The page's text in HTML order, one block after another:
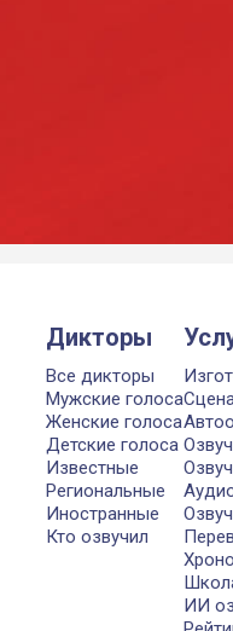
Дикторы
Все дикторы
Мужские голоса
Женские голоса
Детские голоса
Известные
Региональные
Иностранные
Кто озвучил
ИИ